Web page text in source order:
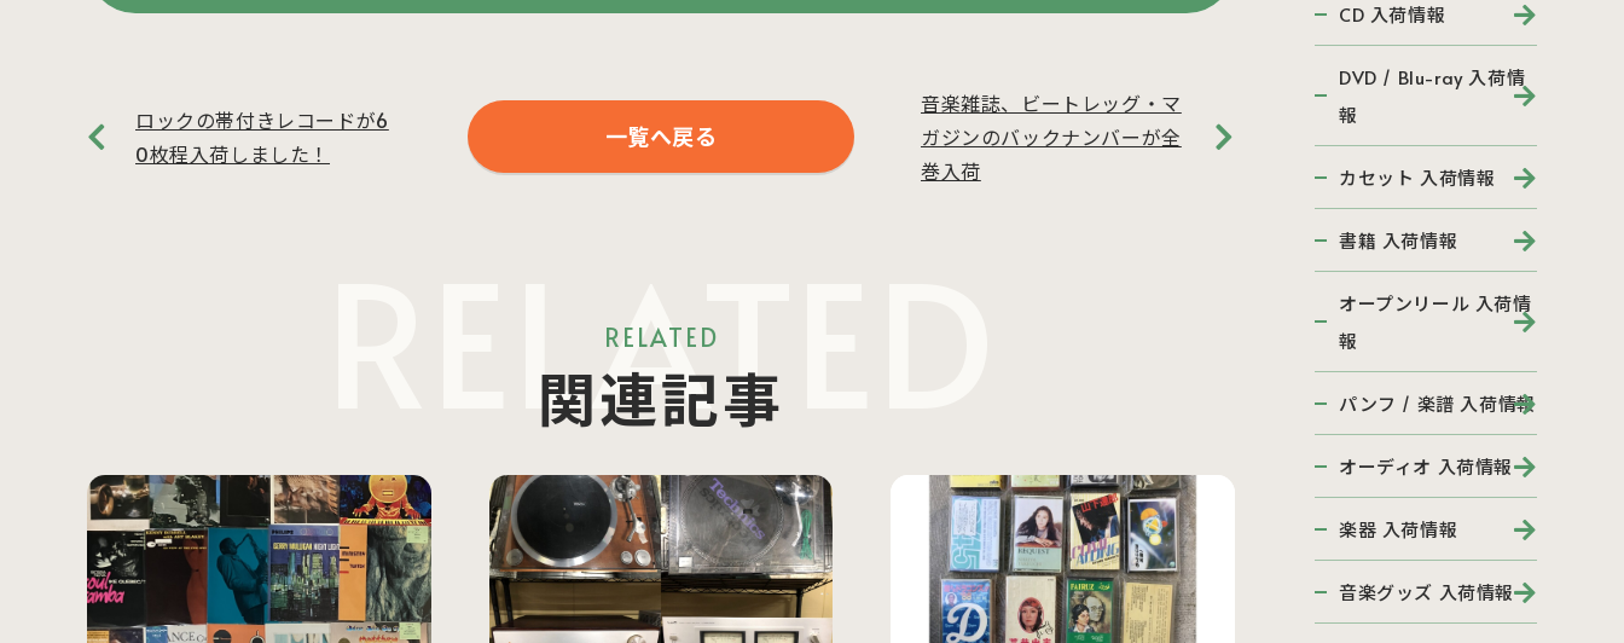
ロックの帯付きレコードが6
0枚程入荷しました！
一覧へ戻る
音楽雑誌、ビートレッグ・マ
ガジンのバックナンバーが全
巻入荷
RELATED
RELATED
関連記事
CD 入荷情報
DVD / Blu-ray 入荷情
報
カセット 入荷情報
書籍 入荷情報
オープンリール 入荷情
報
パンフ / 楽譜 入荷情報
オーディオ 入荷情報
楽器 入荷情報
音楽グッズ 入荷情報